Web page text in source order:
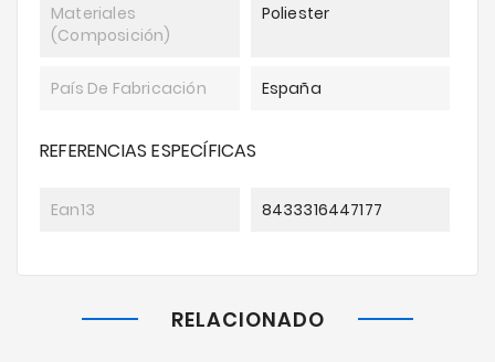
Materiales
(composición)
Poliester
País De Fabricación España
REFERENCIAS ESPECÍFICAS
Ean13 8433316447177
RELACIONADO